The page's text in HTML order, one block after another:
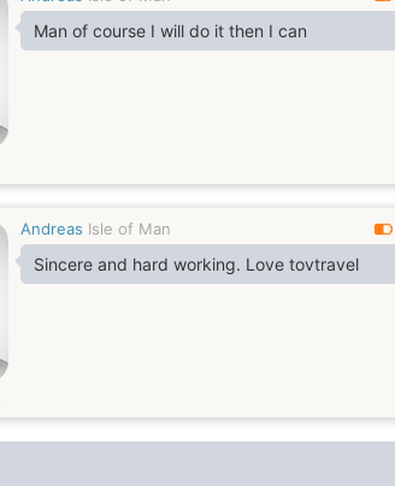
Man of course I will do it then I can
Andreas Isle of Man
Sincere and hard working. Love tovtravel